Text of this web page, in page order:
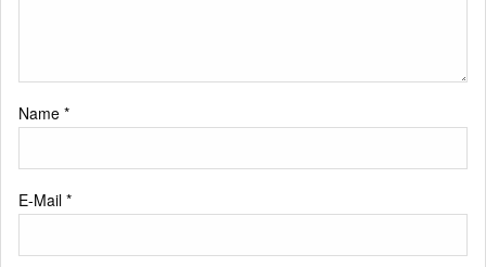
Name *
E-Mail *